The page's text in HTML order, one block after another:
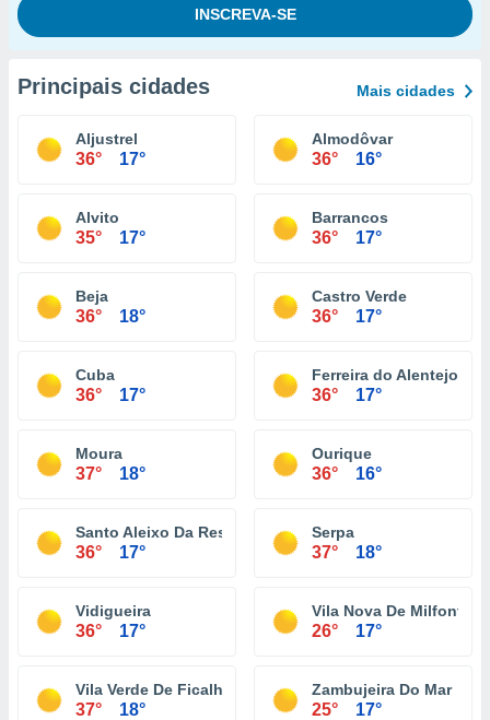
Principais cidades Mais cidades
Aljustrel
36° 17°
Almodôvar
36° 16°
Alvito
35° 17°
Barrancos
36° 17°
Beja
36° 18°
Castro Verde
36° 17°
Cuba
36° 17°
Ferreira do Alentejo
36° 17°
Moura
37° 18°
Ourique
36° 16°
Santo Aleixo Da Restauração
36° 17°
Serpa
37° 18°
Vidigueira
36° 17°
Vila Nova De Milfontes
26° 17°
Vila Verde De Ficalho
37° 18°
Zambujeira Do Mar
25° 17°